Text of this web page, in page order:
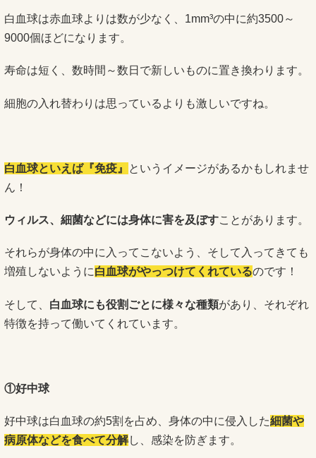
白血球は赤血球よりは数が少なく、1mm³の中に約3500～
9000個ほどになります。
寿命は短く、数時間～数日で新しいものに置き換わります。
細胞の入れ替わりは思っているよりも激しいですね。
白血球といえば『免疫』
というイメージがあるかもしれませ
ん！
ウィルス、細菌などには身体に害を及ぼすことがあります。
それらが身体の中に入ってこないよう、そして入ってきても
増殖しないように白血球がやっつけてくれているのです！
そして、 白血球にも役割ごとに様々な種類があり、それぞれ
特徴を持って働いてくれています。
①好中球
好中球は白血球の約5割を占め、身体の中に侵入した細菌や
病原体などを食べて分解し、感染を防ぎます。